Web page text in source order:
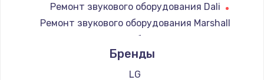
Ремонт звукового оборудования Dali
Ремонт звукового оборудования Marshall
Ремонт звукового оборудования Supra
Бренды
LG